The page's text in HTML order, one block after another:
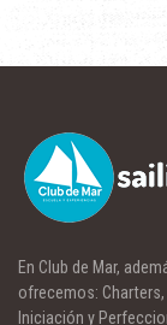
En Club de Mar,
ofrecemos:
Iniciación y